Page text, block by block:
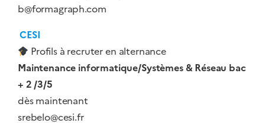
b@formagraph.com
CESI
Profils à recruter en alternance
Maintenance informatique/Systèmes & Réseau bac
+ 2 /3/5
dès maintenant
srebelo@cesi.fr